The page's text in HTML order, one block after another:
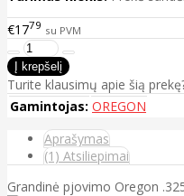
€1779 su PVM
Turite klausimų apie šią
Gamintojas: OREGON
Aprašymas
(1) Atsiliepimai
Grandinė pjovimo Oregon